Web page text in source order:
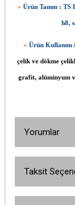
» Ürün Tanım : TS
h8,
» Ürün Kullanım
çelik ve dökme
grafit, alüminyum
Yorumlar
Taksit